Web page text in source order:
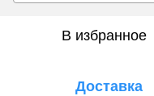
В избранное
Доставка